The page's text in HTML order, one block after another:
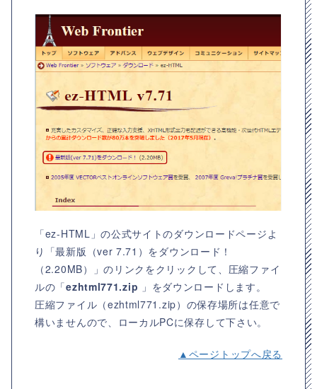
「ez-HTML」の公式サイトのダウンロードページよ
り「最新版（ver 7.71）をダウンロード！
（2.20MB）」のリンクをクリックして、圧縮ファイ
ルの「ezhtml771.zip 」をダウンロードします。
圧縮ファイル（ezhtml771.zip）の保存場所は任意で
構いませんので、ローカルPCに保存して下さい。
▲ページトップへ戻る